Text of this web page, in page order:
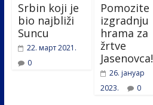
Srbin koji je
bio najbliži
Suncu
22. март 2021.
0
Pomozite
izgradnju
hrama za
žrtve
Jasenovca!
26. јануар
2023.
0